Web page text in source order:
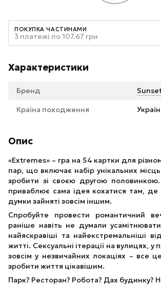
ПОКУПКА ЧАСТИНАМИ
3 платежі по 107.67 грн
Характеристики
Бренд
Країна походження
Опис
«Extremes» – гра на 54 картки для
пар, що включає набір унікальних
зробити зі своєю другою
приваблює сама ідея кохатися там, де
думки зайняті зовсім іншим.
Спробуйте провести романтичний
раніше навіть не думали
найяскравіші та найекстремальніші
житті. Сексуальні ітерації на вулицях,
зовсім у незвичайних локаціях – все
зробити життя цікавішим.
Парк? Ресторан? Робота? Дах будинку?